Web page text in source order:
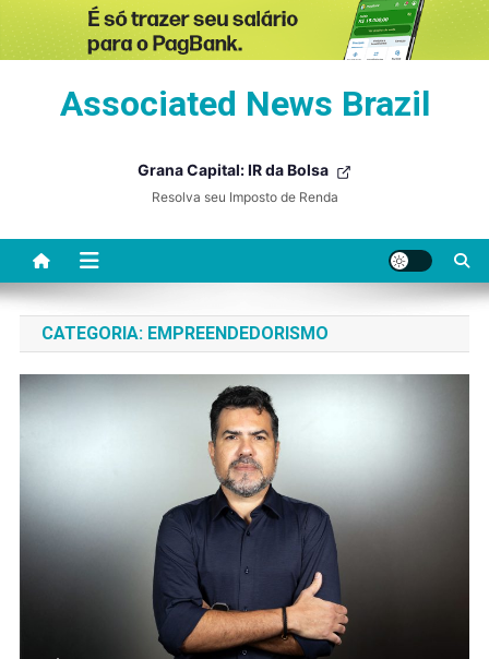
Associated News Brazil
Grana Capital: IR da Bolsa
Resolva seu Imposto de Renda
CATEGORIA: EMPREENDEDORISMO